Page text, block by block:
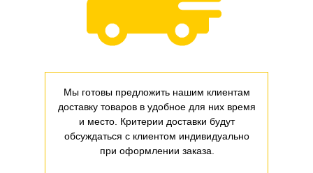
Мы готовы предложить нашим клиентам
доставку товаров в удобное для них время
и место. Критерии доставки будут
обсуждаться с клиентом индивидуально
при оформлении заказа.